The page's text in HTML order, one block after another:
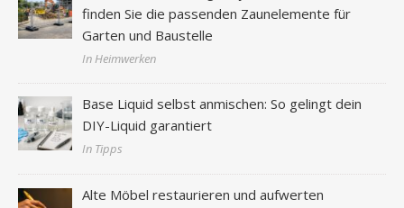
finden Sie die passenden Zaunelemente für
Garten und Baustelle
In Heimwerken
Base Liquid selbst anmischen: So gelingt dein
DIY-Liquid garantiert
In Tipps
Alte Möbel restaurieren und aufwerten